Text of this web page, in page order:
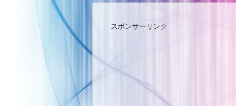
スポンサーリンク